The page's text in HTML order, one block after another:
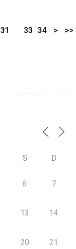
31
33 34 > >>
S D
6 7
13 14
20 21